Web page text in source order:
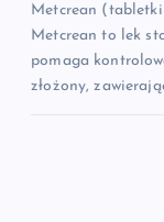
s
u
Metcrean
Metcrean to lek
pomaga
złożony,